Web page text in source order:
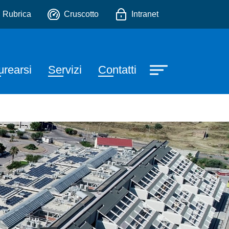
Umana
Rubrica Cruscotto Intranet
Servizi Contatti